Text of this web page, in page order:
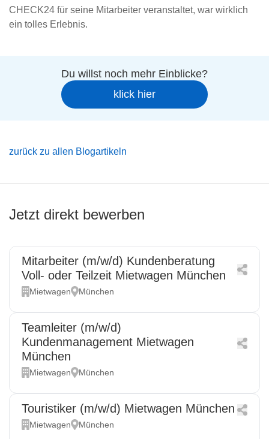
CHECK24 für seine Mitarbeiter veranstaltet, war wirklich
ein tolles Erlebnis.
Du willst noch mehr Einblicke?
klick hier
zurück zu allen Blogartikeln
Jetzt direkt bewerben
Mitarbeiter (m/w/d) Kundenberatung
Voll- oder Teilzeit Mietwagen München
Mietwagen München
Teamleiter (m/w/d)
Kundenmanagement Mietwagen
München
Mietwagen München
Touristiker (m/w/d) Mietwagen München
Mietwagen München